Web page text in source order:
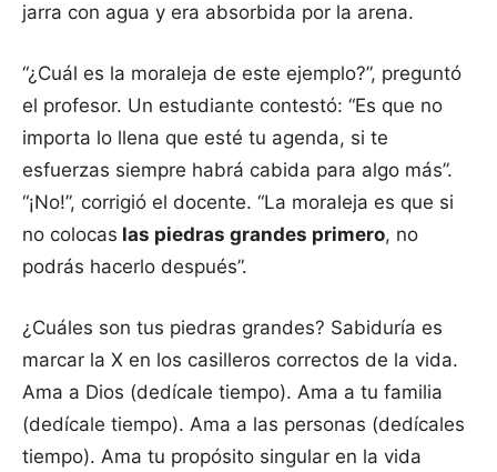
jarra con agua y era absorbida por la arena.
“¿Cuál es la moraleja de este ejemplo?”, preguntó
el profesor. Un estudiante contestó: “Es que no
importa lo llena que esté tu agenda, si te
esfuerzas siempre habrá cabida para algo más”.
“¡No!”, corrigió el docente. “La moraleja es que si
no colocas las piedras grandes primero, no
podrás hacerlo después”.
¿Cuáles son tus piedras grandes? Sabiduría es
marcar la X en los casilleros correctos de la vida.
Ama a Dios (dedícale tiempo). Ama a tu familia
(dedícale tiempo). Ama a las personas (dedícales
tiempo). Ama tu propósito singular en la vida